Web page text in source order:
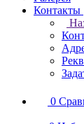
Контакты
0